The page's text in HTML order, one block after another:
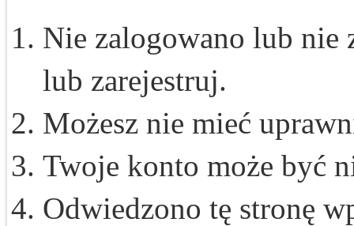
Nie zalogowano lub nie
lub zarejestruj.
Możesz nie mieć
Twoje konto może być
Odwiedzono tę stronę